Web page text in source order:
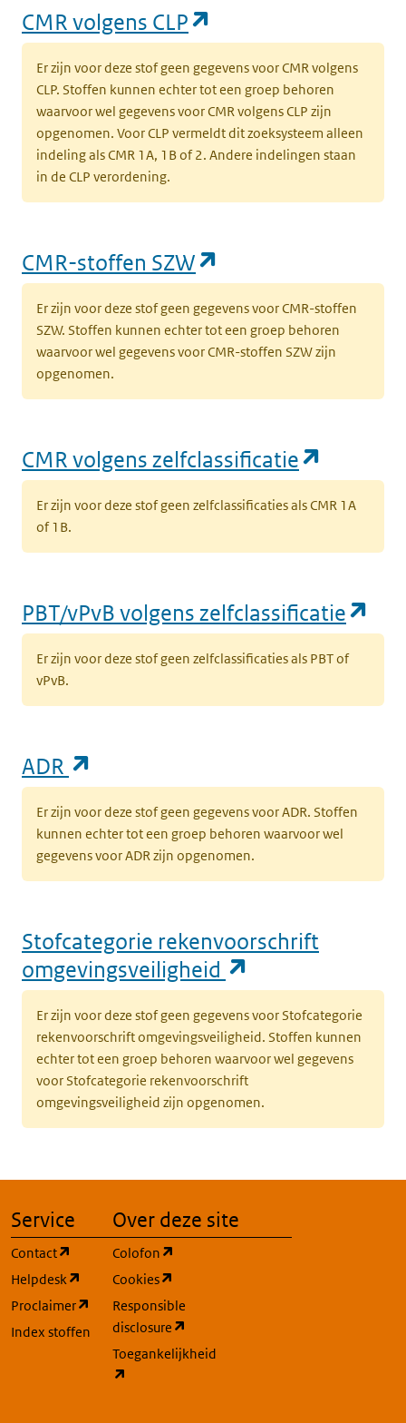
CMR volgens CLP
Er zijn voor deze stof geen gegevens voor CMR volgens
CLP. Stoffen kunnen echter tot een groep behoren
waarvoor wel gegevens voor CMR volgens CLP zijn
opgenomen. Voor CLP vermeldt dit zoeksysteem alleen
indeling als CMR 1A, 1B of 2. Andere indelingen staan
in de CLP verordening.
CMR-stoffen SZW
Er zijn voor deze stof geen gegevens voor CMR-stoffen
SZW. Stoffen kunnen echter tot een groep behoren
waarvoor wel gegevens voor CMR-stoffen SZW zijn
opgenomen.
CMR volgens zelfclassificatie
Er zijn voor deze stof geen zelfclassificaties als CMR 1A
of 1B.
PBT/vPvB volgens zelfclassificatie
Er zijn voor deze stof geen zelfclassificaties als PBT of
vPvB.
ADR
Er zijn voor deze stof geen gegevens voor ADR. Stoffen
kunnen echter tot een groep behoren waarvoor wel
gegevens voor ADR zijn opgenomen.
Stofcategorie rekenvoorschrift
omgevingsveiligheid
Er zijn voor deze stof geen gegevens voor Stofcategorie
rekenvoorschrift omgevingsveiligheid. Stoffen kunnen
echter tot een groep behoren waarvoor wel gegevens
voor Stofcategorie rekenvoorschrift
omgevingsveiligheid zijn opgenomen.
Service
Contact
(opent in een nieuw tabblad)
Helpdesk
(opent in een nieuw tabblad)
Proclaimer
(opent in een nieuw tabblad)
Index stoffen
Over deze site
Colofon
Cookies
Responsible
disclosure
Toegankelijkheid